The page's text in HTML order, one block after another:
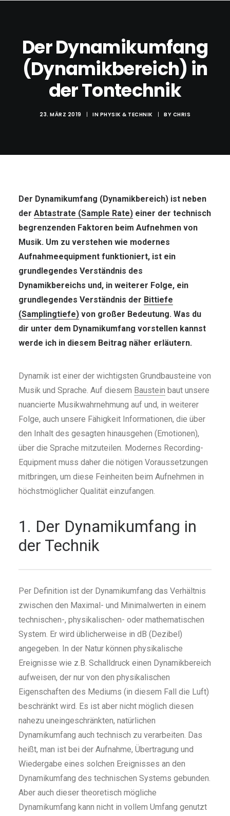
Der Dynamikumfang
(Dynamikbereich) in
der Tontechnik
23. MÄRZ 2019 | IN PHYSIK & TECHNIK | BY CHRIS
Der Dynamikumfang (Dynamikbereich) ist neben
der Abtastrate (Sample Rate) einer der technisch
begrenzenden Faktoren beim Aufnehmen von
Musik. Um zu verstehen wie modernes
Aufnahmeequipment funktioniert, ist ein
grundlegendes Verständnis des
Dynamikbereichs und, in weiterer Folge, ein
grundlegendes Verständnis der Bittiefe
(Samplingtiefe) von großer Bedeutung. Was du
dir unter dem Dynamikumfang vorstellen kannst
werde ich in diesem Beitrag näher erläutern.
Dynamik ist einer der wichtigsten Grundbausteine von
Musik und Sprache. Auf diesem Baustein baut unsere
nuancierte Musikwahrnehmung auf und, in weiterer
Folge, auch unsere Fähigkeit Informationen, die über
den Inhalt des gesagten hinausgehen (Emotionen),
über die Sprache mitzuteilen. Modernes Recording-
Equipment muss daher die nötigen Voraussetzungen
mitbringen, um diese Feinheiten beim Aufnehmen in
höchstmöglicher Qualität einzufangen.
1. Der Dynamikumfang in
der Technik
Per Definition ist der Dynamikumfang das Verhältnis
zwischen den Maximal- und Minimalwerten in einem
technischen-, physikalischen- oder mathematischen
System. Er wird üblicherweise in dB (Dezibel)
angegeben. In der Natur können physikalische
Ereignisse wie z.B. Schalldruck einen Dynamikbereich
aufweisen, der nur von den physikalischen
Eigenschaften des Mediums (in diesem Fall die Luft)
beschränkt wird. Es ist aber nicht möglich diesen
nahezu uneingeschränkten, natürlichen
Dynamikumfang auch technisch zu verarbeiten. Das
heißt, man ist bei der Aufnahme, Übertragung und
Wiedergabe eines solchen Ereignisses an den
Dynamikumfang des technischen Systems gebunden.
Aber auch dieser theoretisch mögliche
Dynamikumfang kann nicht in vollem Umfang genutzt